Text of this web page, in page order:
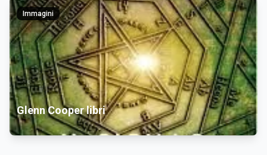
Immagini
Glenn Cooper libri